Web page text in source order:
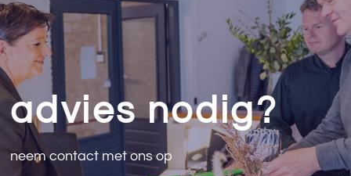
advies nodig?
neem contact met ons op